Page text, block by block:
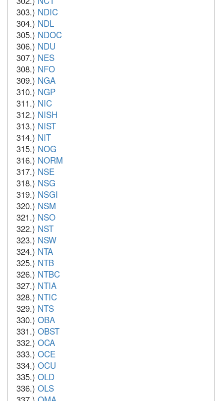
303.) NDIC
304.) NDL
305.) NDOC
306.) NDU
307.) NES
308.) NFO
309.) NGA
310.) NGP
311.) NIC
312.) NISH
313.) NIST
314.) NIT
315.) NOG
316.) NORM
317.) NSE
318.) NSG
319.) NSGI
320.) NSM
321.) NSO
322.) NST
323.) NSW
324.) NTA
325.) NTB
326.) NTBC
327.) NTIA
328.) NTIC
329.) NTS
330.) OBA
331.) OBST
332.) OCA
333.) OCE
334.) OCU
335.) OLD
336.) OLS